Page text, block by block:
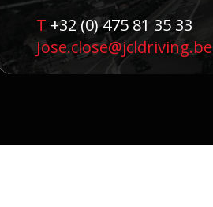
T +32 (0) 475 81 35 33
Jose.close@jcldriving.be